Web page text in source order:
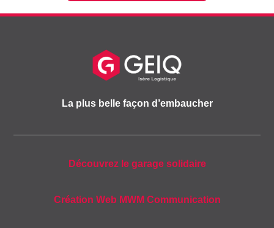
La plus belle façon d’embaucher
Découvrez le garage solidaire
Création Web MWM Communication